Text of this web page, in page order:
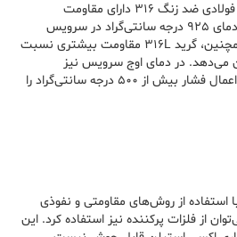
در سرویس‌های متناوب، لوله فولادی ضد زنگ ۳۱۶ دارای مقاومت
اکسیداسیون خوبی است. در دمای ۹۲۵ درجه سانتی‌گراد در سرویس
مداوم به خوبی کار می‌کند. همچنین، گرید ۳۱۶L مقاومت بیشتری نسبت
می‌دهد. در دمای اوج سرویس نیز
استحکام بالاتری دارد و دمای اعمال فشار بیش از ۵۰۰ درجه سانتی‌گراد را
را می‌توان با استفاده از روش‌های مقاومتی و نفوذی
از فلزات پرکننده نیز استفاده کرد. این